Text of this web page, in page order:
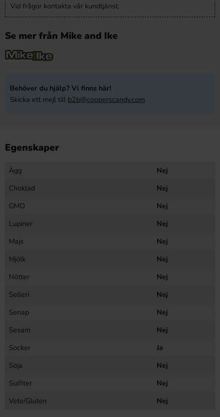
Vid frågor kontakta vår kundtjänst.
Se mer från Mike and Ike
Behöver du hjälp? Vi finns här!
Skicka ett mejl till b2b@cooperscandy.com
Egenskaper
Ägg
Nej
Choklad
Nej
GMO
Nej
Lupiner
Nej
Majs
Nej
Mjölk
Nej
Nötter
Nej
Selleri
Nej
Senap
Nej
Sesam
Nej
Socker
Ja
Soja
Nej
Sulfiter
Nej
Vete/Gluten
Nej